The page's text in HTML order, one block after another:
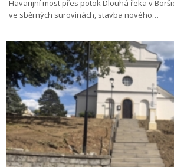
Havarijní most přes potok Dlouhá řeka v
ve sběrných surovinách, stavba nového…